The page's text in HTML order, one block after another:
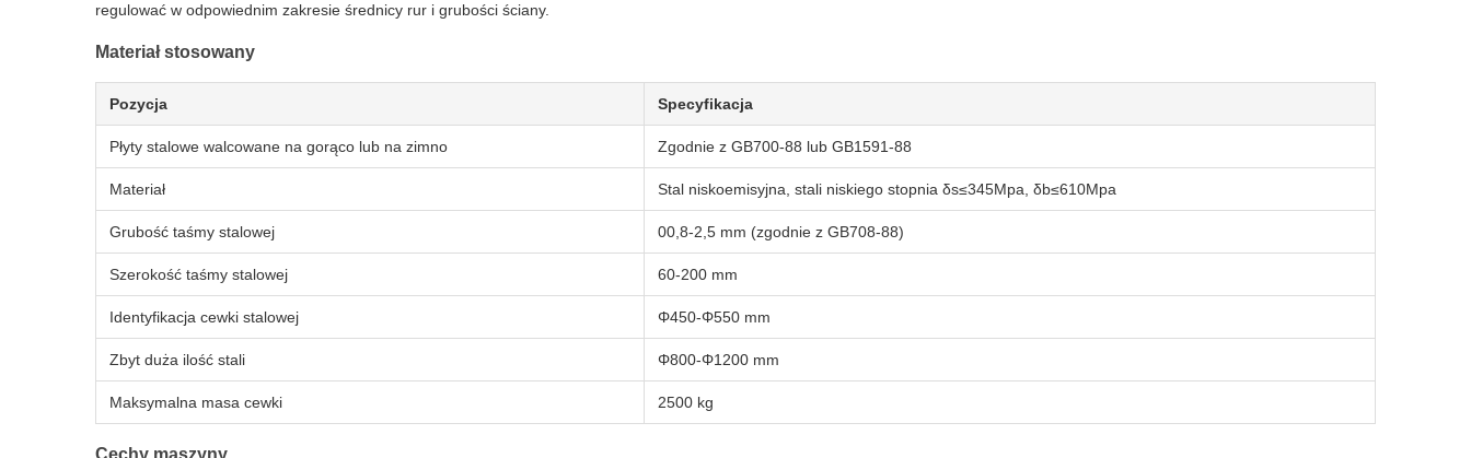
regulować w odpowiednim zakresie średnicy rur i grubości ściany.
Materiał stosowany
Pozycja Specyfikacja
Płyty stalowe walcowane na gorąco lub na zimno Zgodnie z GB700-88 lub GB1591-88
Materiał Stal niskoemisyjna, stali niskiego stopnia δs≤345Mpa, δb≤610Mpa
Grubość taśmy stalowej 00,8-2,5 mm (zgodnie z GB708-88)
Szerokość taśmy stalowej 60-200 mm
Identyfikacja cewki stalowej Φ450-Φ550 mm
Zbyt duża ilość stali Φ800-Φ1200 mm
Maksymalna masa cewki 2500 kg
Cechy maszyny